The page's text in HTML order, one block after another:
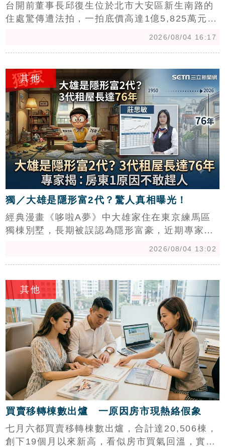
台開前董事長邱復生位於北市大安區新生南路的
住處驚傳遭法拍，一拍底價高達1億5,825萬元，
芸對此回應，強調台開經營權早已易主，相關債
務理應由現任團隊負責。房產專家分析，本次法
拍底價較前次調漲約2千萬元，價格與市價相
當，市場預估二拍後才有望吸引買家進場投標，
後續發展備受矚目。
2026/08/04 16:17
其他
獨／大雄是隱形富2代？驚人真相曝光！
經典漫畫《哆啦A夢》中大雄家住在東京練馬區
獨棟別墅，長期被誤認為隱形富豪，近期專家揭
的續約保障，跨代長租在日本相當常見。該法規
讓房東難以隨意終止租約，租客能安心居住，甚
至租地自建。此外，專家分析練馬區房價與租金
行情，並提醒漫畫中物價反映的是過去背景，與
現代日本薪資及物價漲幅相比已有顯著差異，大
雄媽媽的勤儉持家更體現了當時家庭主婦主導財
政的傳統美德。
2026/08/04 13:02
其他
買賣移轉棟數出爐 一原因房市現熱絡假象
七月六都買賣移轉棟數出爐，合計達20,506棟，
創下19個月以來新高，看似房市買氣回溫，實則